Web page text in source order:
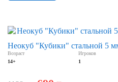
Неокуб "Кубики" стальной 5
Возраст
14+
Игроков
1